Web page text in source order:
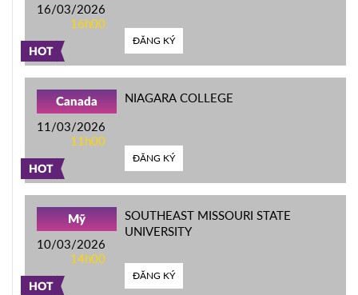
HOT
16/03/2026
16h00
ĐĂNG KÝ
HOT
Canada
11/03/2026
11h00
NIAGARA COLLEGE
ĐĂNG KÝ
HOT
Mỹ
10/03/2026
14h00
SOUTHEAST MISSOURI STATE
UNIVERSITY
ĐĂNG KÝ